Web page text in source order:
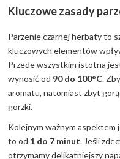
Kluczowe zasady
Parzenie czarnej herbaty to
kluczowych elementów
Przede wszystkim istotna
wynosić od 90 do 100°C.
aromatu, natomiast zbyt
gorzki.
Kolejnym ważnym aspektem
to od 1 do 7 minut. Jeśli
otrzymamy delikatniejszy